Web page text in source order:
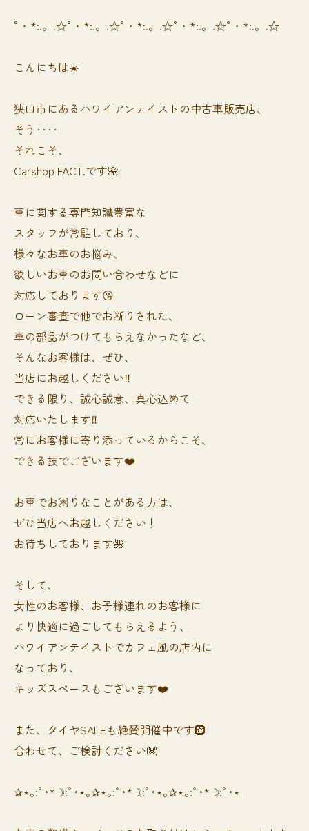
°・*:.。.☆°・*:.。.☆°・*:.。.☆°・*:.。.☆°・*:.。.☆
こんにちは☀️
狭山市にあるハワイアンテイストの中古車販売店、
そう‥‥
それこそ、
Carshop FACT.です🌺
車に関する専門知識豊富な
スタッフが常駐しており、
様々なお車のお悩み、
欲しいお車のお問い合わせなどに
対応しております😘
ローン審査で他でお断りされた、
車の部品がつけてもらえなかったなど、
そんなお客様は、ぜひ、
当店にお越しください‼️
できる限り、誠心誠意、真心込めて
対応いたします‼️
常にお客様に寄り添っているからこそ、
できる技でございます❤️
お車でお困りなことがある方は、
ぜひ当店へお越しください！
お待ちしております🌺
そして、
女性のお客様、お子様連れのお客様に
より快適に過ごしてもらえるよう、
ハワイアンテイストでカフェ風の店内に
なっており、
キッズスペースもございます❤️
また、タイヤSALEも絶賛開催中です🛞
合わせて、ご検討ください👐
✰⋆｡:ﾟ･*☽:ﾟ･⋆｡✰⋆｡:ﾟ･*☽:ﾟ･⋆｡✰⋆｡:ﾟ･*☽:ﾟ･⋆